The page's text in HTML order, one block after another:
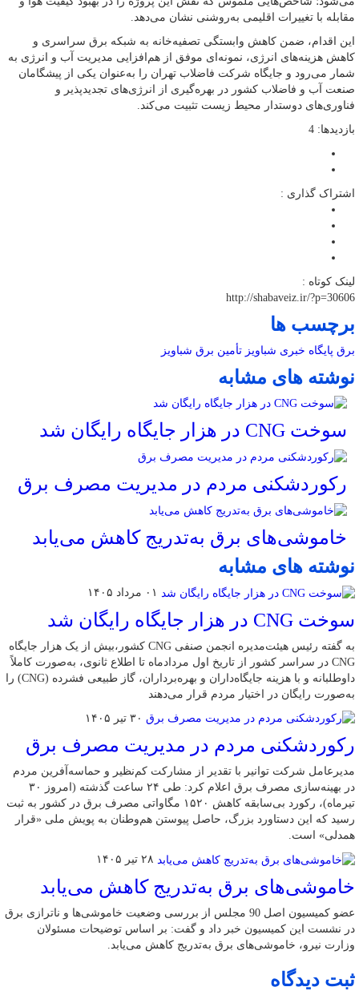
مقابله با تغییرات اقلیمی به‌روشنی نشان می‌دهد.
این اقدام، ضمن کاهش وابستگی تصفیه‌خانه به شبکه برق سراسری و
کاهش هزینه‌های انرژی، نمونه‌ای موفق از هم‌افزایی مدیریت آب و انرژی به
شمار می‌رود و جایگاه شرکت فاضلاب تهران را به‌عنوان یکی از پیشگامان
صنعت آب و فاضلاب کشور در بهره‌گیری از انرژی‌های تجدیدپذیر و
فناوری‌های دوستدار محیط زیست تثبیت می‌کند.
بازدیدها: 4
اشتراک گذاری :
لینک کوتاه :
http://shabaveiz.ir/?p=30606
برچسب ها
برق پایگاه خبری شباویز تأمین برق شباویز
نوشته های مشابه
سوخت CNG در هزار جایگاه رایگان شد
رکوردشکنی مردم در مدیریت مصرف برق
خاموشی‌های برق به‌تدریج کاهش می‌یابد
نوشته های مشابه
۰۱ مرداد ۱۴۰۵
سوخت CNG در هزار جایگاه رایگان شد
به گفته رئیس هیئت‌مدیره انجمن صنفی CNG کشور،بیش از یک هزار جایگاه
CNG در سراسر کشور از تاریخ اول مردادماه تا اطلاع ثانوی، به‌صورت کاملاً
داوطلبانه و با هزینه جایگاه‌داران و بهره‌برداران، گاز طبیعی فشرده (CNG) را
به‌صورت رایگان در اختیار مردم قرار می‌دهند
۳۰ تیر ۱۴۰۵
رکوردشکنی مردم در مدیریت مصرف برق
مدیرعامل شرکت توانیر با تقدیر از مشارکت کم‌نظیر و حماسه‌آفرین مردم
در بهینه‌سازی مصرف برق اعلام کرد: طی ۲۴ ساعت گذشته (امروز ۳۰
تیرماه)، رکورد بی‌سابقه کاهش ۱۵۲۰ مگاواتی مصرف برق در کشور به ثبت
رسید که این دستاورد بزرگ، حاصل پیوستن هم‌وطنان به پویش ملی «قرار
همدلی» است.
۲۸ تیر ۱۴۰۵
خاموشی‌های برق به‌تدریج کاهش می‌یابد
عضو کمیسیون اصل 90 مجلس از بررسی وضعیت خاموشی‌ها و ناترازی برق
در نشست این کمیسیون خبر داد و گفت: بر اساس توضیحات مسئولان
وزارت نیرو، خاموشی‌های برق به‌تدریج کاهش می‌یابد.
ثبت دیدگاه